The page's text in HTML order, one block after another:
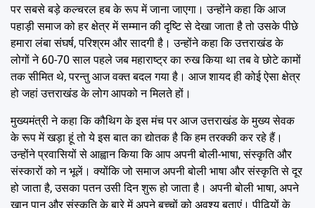
पर सबसे बड़े कल्चरल हब के रूप में जाना जाएगा। उन्होंने कहा कि आज
पहाड़ी समाज को हर क्षेत्र में सम्मान की दृष्टि से देखा जाता है तो उसके पीछे
हमारा लंबा संघर्ष, परिश्रम और सादगी है। उन्होंने कहा कि उत्तराखंड के
लोगों ने 60-70 साल पहले जब महाराष्ट्र का रुख किया था तब वे छोटे कामों
तक सीमित थे, परन्तु आज वक्त बदल गया है। आज शायद ही कोई ऐसा क्षेत्र
हो जहां उत्तराखंड के लोग आपको न मिलते हों।
मुख्यमंत्री ने कहा कि कौथिग के इस मंच पर आज उत्तराखंड के मुख्य सेवक
के रूप में खड़ा हूं तो ये इस बात का द्योतक है कि हम तरक्की कर रहे हैं।
उन्होंने प्रवासियों से आह्वान किया कि आप अपनी बोली-भाषा, संस्कृति और
संस्कारों को न भूलें। क्योंकि जो समाज अपनी बोली भाषा और संस्कृति से दूर
हो जाता है, उसका पतन उसी दिन शुरू हो जाता है। अपनी बोली भाषा, अपने
खान पान और संस्कृति के बारे में अपने बच्चों को अवश्य बताएं। पीढ़ियों के